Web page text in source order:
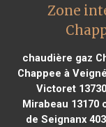
Zone
chaudière gaz
Chappee à
Victoret 13730
Mirabeau 13170
de Seignanx